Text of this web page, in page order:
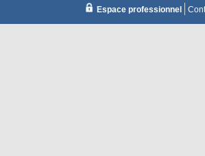
Espace professionnel